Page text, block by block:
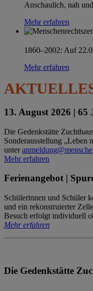
Anschaulich, nah
Mehr erfahren
1860–2002: Auf
Mehr erfahren
13. August 2026 | 65
Die Gedenkstätte
Sonderausstellung
unter
Mehr erfahren
Ferienangebot |
Schülerinnen und Schüler
und ein rekonstruierter
Besuch erfolgt individuell
Mehr erfahren
Die Gedenkstätte